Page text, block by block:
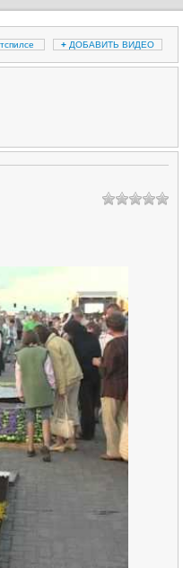
+ ДОБАВИТЬ ВИДЕО